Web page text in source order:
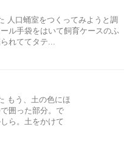
人口蛹室をつくってみようと調
ル手袋をはいて飼育ケースのふ
れててタテ...
もう、土の色にほ
囲った部分。で
ら。土をかけて